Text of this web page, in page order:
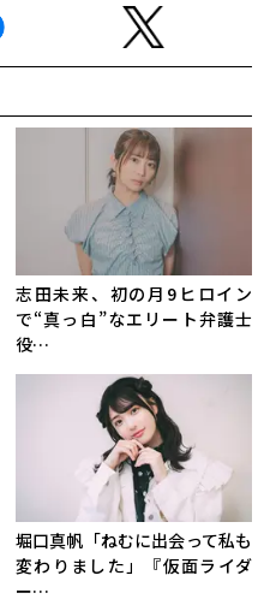
志田未来、初の月9ヒロイン
で“真っ白”なエリート弁護士
役…
堀口真帆「ねむに出会って私も
変わりました」『仮面ライダ
ー…